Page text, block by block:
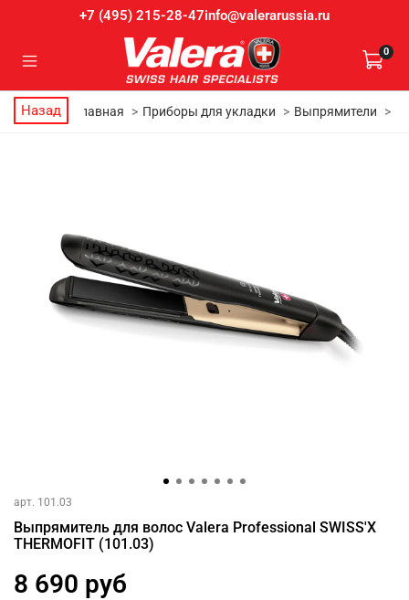
+7 (495) 215-28-47info@valerarussia.ru
0
Назад Главная Приборы для укладки Выпрямители
арт. 101.03
Выпрямитель для волос Valera Professional SWISS'X
THERMOFIT (101.03)
8 690 руб